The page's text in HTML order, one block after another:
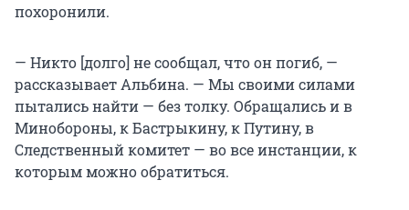
похоронили.
— Никто [долго] не сообщал, что он погиб, —
рассказывает Альбина. — Мы своими силами
пытались найти — без толку. Обращались и в
Минобороны, к Бастрыкину, к Путину, в
Следственный комитет — во все инстанции, к
которым можно обратиться.